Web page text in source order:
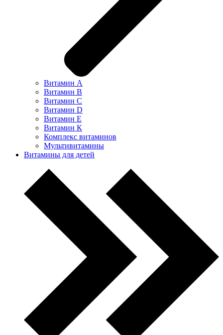
Витамин А
Витамин В
Витамин С
Витамин D
Витамин Е
Витамин К
Комплекс витаминов
Мультивитамины
Витамины для детей